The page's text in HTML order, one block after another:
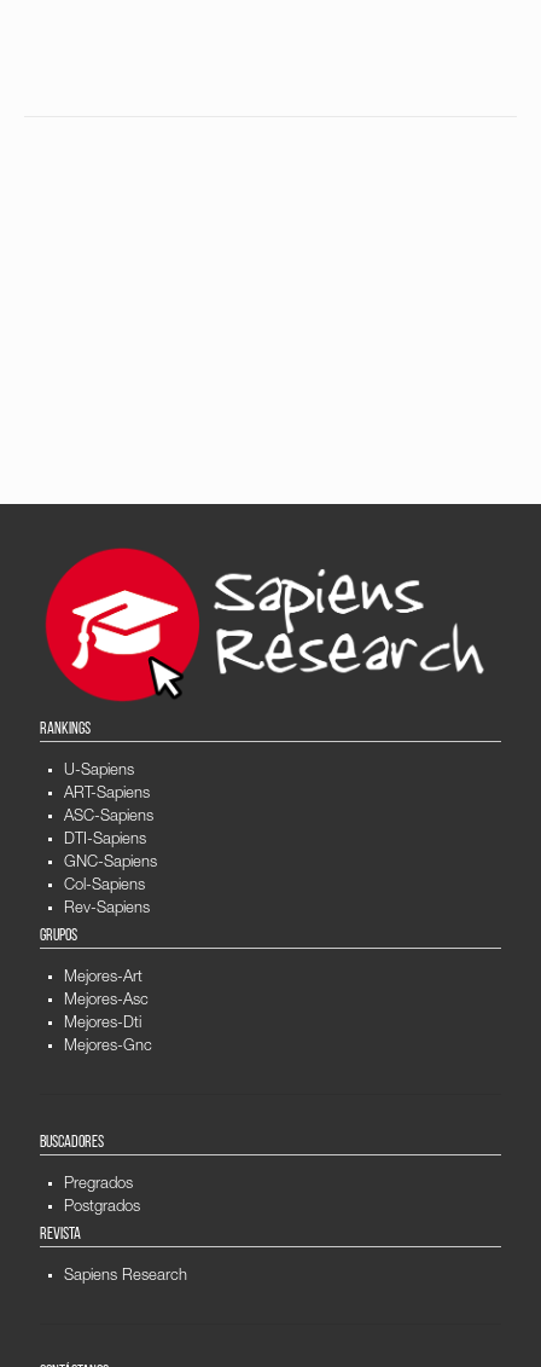
RANKINGS
U-Sapiens
ART-Sapiens
ASC-Sapiens
DTI-Sapiens
GNC-Sapiens
Col-Sapiens
Rev-Sapiens
GRUPOS
Mejores-Art
Mejores-Asc
Mejores-Dti
Mejores-Gnc
BUSCADORES
Pregrados
Postgrados
REVISTA
Sapiens Research